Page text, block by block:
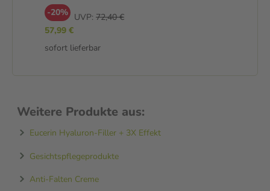
-20% UVP: 72,40 €
57,99 €
sofort lieferbar
Weitere Produkte aus:
Eucerin Hyaluron-Filler + 3X Effekt
Gesichtspflegeprodukte
Anti-Falten Creme